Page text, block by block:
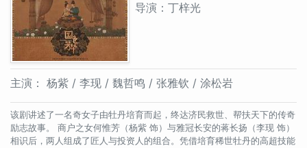
导演：丁梓光
主演： 杨紫 / 李现 / 魏哲鸣 / 张雅钦 / 涂松岩
该剧讲述了一名奇女子由牡丹培育而起，终达济民救世、帮扶天下的传奇
励志故事。 商户之女何惟芳（杨紫 饰）与雅冠长安的蒋长扬（李现 饰）
相识后，两人组成了匠人与投资人的组合。凭借培育稀世牡丹的高超技能